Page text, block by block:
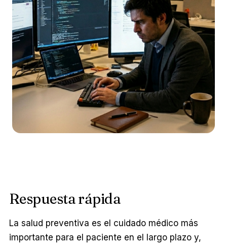
Respuesta rápida
La salud preventiva es el cuidado médico más
importante para el paciente en el largo plazo y,